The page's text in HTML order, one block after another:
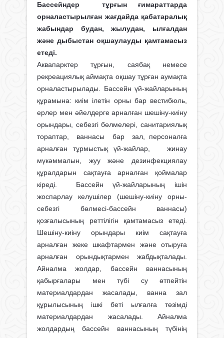
Бассейндер тұрғын ғимараттарда
орналастырылған жағдайда қабатаралық
жабындар будан, жылудан, ылғалдан
және дыбыстан оқшаулауды қамтамасыз
етеді.
Аквапарктер тұрғын, саябақ немесе
рекреациялық аймақта оқшау тұрған аумақта
орналастырылады. Бассейн үй-жайларының
құрамына: киім ілетін орны бар вестибюль,
ерлер мен әйелдерге арналған шешіну-киіну
орындары, себезгі бөлмелері, санитариялық
тораптар, ваннасы бар зал, персоналға
арналған тұрмыстық үй-жайлар, жинау
мүкәммалын, жуу және дезинфекциялау
құралдарын сақтауға арналған қоймалар
кіреді. Бассейн үй-жайларының ішін
жоспарлау келушілер (шешіну-киіну орны-
себезгі бөлмесі-бассейн ваннасы)
қозғалысының реттілігін қамтамасыз етеді.
Шешіну-киіну орындары киім сақтауға
арналған жеке шкафтармен және отыруға
арналған орындықтармен жабдықталады.
Айналма жолдар, бассейн ваннасының
қабырғалары мен түбі су өтпейтін
материалдардан жасалады, ванна зал
құрылысының ішкі беті ылғалға төзімді
материалдардан жасалады. Айналма
жолдардың бассейн ваннасының түбінің